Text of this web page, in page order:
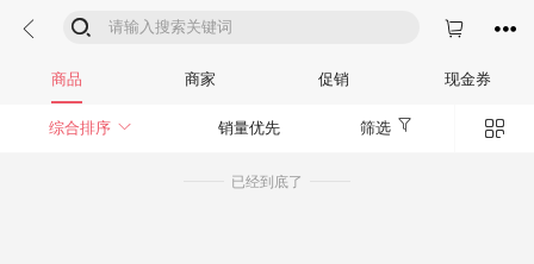
  

商品 商家 促销 现金券
综合排序  销量优先 筛选 
已经到底了